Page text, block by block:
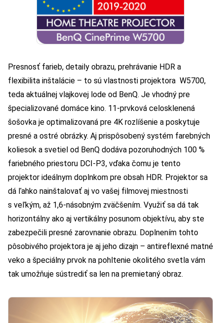
Presnosť farieb, detaily obrazu, prehrávanie HDR a
flexibilita inštalácie – to sú vlastnosti projektora W5700,
teda aktuálnej vlajkovej lode od BenQ. Je vhodný pre
špecializované domáce kino. 11-prvková celosklenená
šošovka je optimalizovaná pre 4K rozlíšenie a poskytuje
presné a ostré obrázky. Aj prispôsobený systém farebných
koliesok a svetiel od BenQ dodáva pozoruhodných 100 %
fariebného priestoru DCI-P3, vďaka čomu je tento
projektor ideálnym doplnkom pre obsah HDR. Projektor sa
dá ľahko nainštalovať aj vo vašej filmovej miestnosti
s veľkým, až 1,6-násobným zväčšením. Využiť sa dá tak
horizontálny ako aj vertikálny posunom objektívu, aby ste
zabezpečili presné zarovnanie obrazu. Doplnením tohto
pôsobivého projektora je aj jeho dizajn – antireflexné matné
veko a špeciálny prvok na pohltenie okolitého svetla vám
tak umožňuje sústrediť sa len na premietaný obraz.